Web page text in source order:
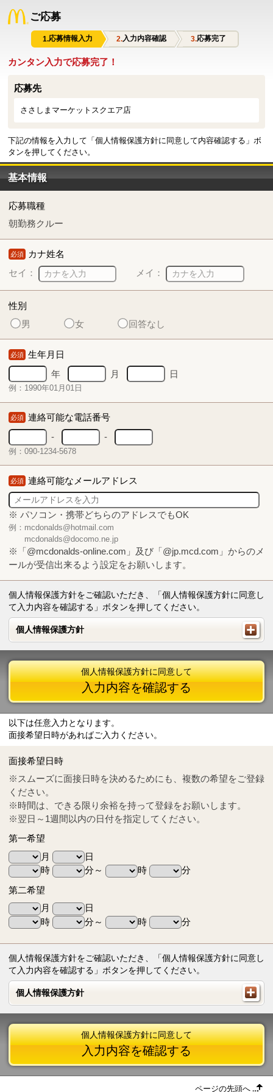
ご応募
応募情報入力 入力内容確認 応募完了
カンタン入力で応募完了！
応募先
ささしまマーケットスクエア店
下記の情報を入力して「個人情報保護方針に同意して内容確認する」ボ
タンを押してください。
基本情報
応募職種
朝勤務クルー
必須 カナ姓名
セイ：
メイ：
性別
男
女 回答なし
必須 生年月日
年
月 日
例：1990年01月01日
必須 連絡可能な電話番号
-
-
例：090-1234-5678
必須 連絡可能なメールアドレス
※ パソコン・携帯どちらのアドレスでもOK
例：mcdonalds@hotmail.com
mcdonalds@docomo.ne.jp
※「@mcdonalds-online.com」及び「@jp.mcd.com」からのメ
ールが受信出来るよう設定をお願いします。
個人情報保護方針をご確認いただき、「個人情報保護方針に同意し
て入力内容を確認する」ボタンを押してください。
個人情報保護方針
個人情報保護方針
Tel
0570-55-0314
個人情報保護方針に同意して
入力内容を確認する
以下は任意入力となります。
面接希望日時があればご入力ください。
面接希望日時
※スムーズに面接日時を決めるためにも、複数の希望をご登録
ください。
※時間は、できる限り余裕を持って登録をお願いします。
※翌日～1週間以内の日付を指定してください。
第一希望
月
日
時
分～ 時
分
第二希望
月
日
時
分～ 時 分
個人情報保護方針をご確認いただき、「個人情報保護方針に同意し
て入力内容を確認する」ボタンを押してください。
個人情報保護方針
個人情報保護方針
個人情報保護方針に同意して
入力内容を確認する
ページの先頭へ